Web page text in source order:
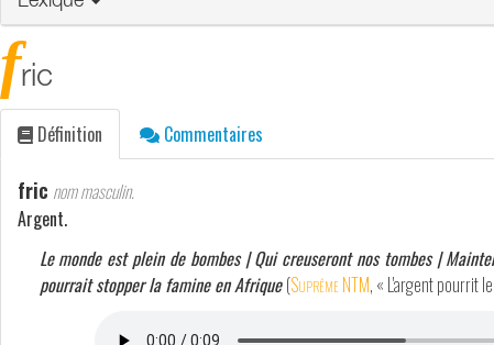
fric
Définition Commentaires
fric nom masculin.
Argent.
Le monde est plein de bombes | Qui creuseront nos tombes |
pourrait stopper la famine en Afrique (Suprême NTM, « L'argent pourrit